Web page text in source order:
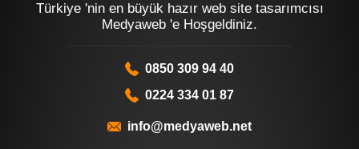
Türkiye 'nin en büyük hazır web site tasarımcısı
Medyaweb 'e Hoşgeldiniz.
0850 309 94 40
0224 334 01 87
info@medyaweb.net